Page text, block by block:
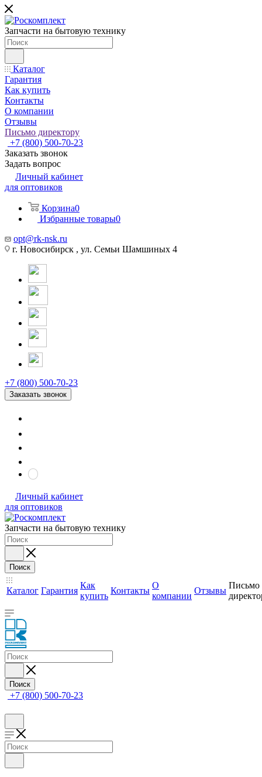
Запчасти на бытовую технику
Каталог
Гарантия
Как купить
Контакты
О компании
Отзывы
Письмо директору
+7 (800) 500-70-23
Заказать звонок
Задать вопрос
Личный кабинет
для оптовиков
Корзина0
Избранные товары0
opt@rk-nsk.ru
г. Новосибирск , ул. Семьи Шамшиных 4
+7 (800) 500-70-23
Заказать звонок
Личный кабинет
для оптовиков
Запчасти на бытовую технику
Поиск
Каталог Гарантия
Как
купить
Контакты
О
компании
Отзывы
Письмо
Поиск
+7 (800) 500-70-23